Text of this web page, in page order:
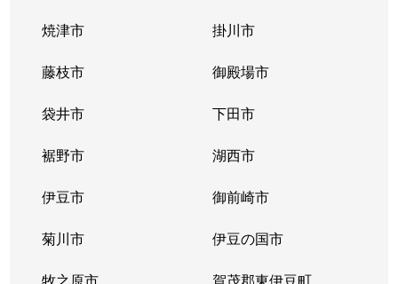
焼津市 掛川市
藤枝市 御殿場市
袋井市 下田市
裾野市 湖西市
伊豆市 御前崎市
菊川市 伊豆の国市